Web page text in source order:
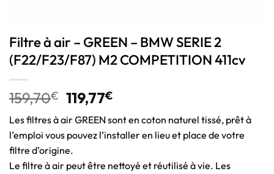
Filtre à air – GREEN – BMW SERIE 2
(F22/F23/F87) M2 COMPETITION 411cv
159,70€ 119,77€
Les filtres à air GREEN sont en coton naturel tissé, prêt à
l’emploi vous pouvez l’installer en lieu et place de votre
filtre d’origine.
Le filtre à air peut être nettoyé et réutilisé à vie. Les